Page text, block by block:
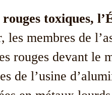
toxiques,
membres de
rouges devant le
de l’usine